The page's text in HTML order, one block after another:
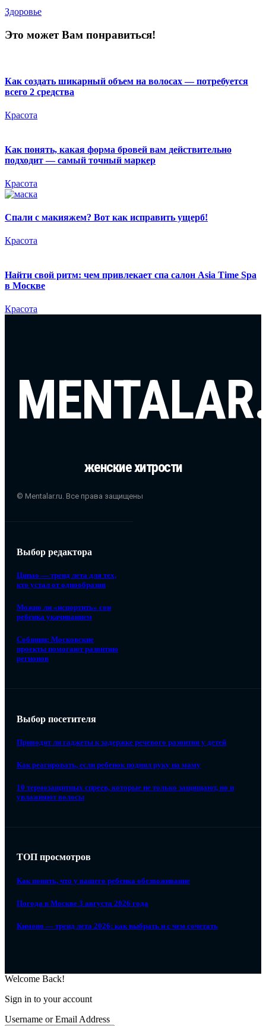
Здоровье
Это может Вам понравиться!
Как создать шикарный объем на волосах — потребуется
всего 2 средства
Красота
Как понять, какая форма бровей вам действительно
подходит — самый точный маркер
Красота
Спали с макияжем? Вот как исправить ущерб!
Красота
Найти свой ритм: чем привлекает спа салон Asia Time Spa
в Москве
Красота
женские хитрости
© Mentalar.ru. Все права защищены
Выбор редактора
Ципао — тренд лета для тех,
кто устал от однообразия
Можно ли «испортить» сон
ребенка укачиванием
Собянин: Московские
проекты помогают развитию
регионов
Выбор посетителя
Приводят ли гаджеты к задержке речевого развития у детей
Как реагировать, если ребенок поднял руку на маму
10 термозащитных спреев, которые не только защищают, но и
увлажняют волосы
ТОП просмотров
Как понять, что у вашего ребенка обезвоживание
Погода в Москве 3 августа 2026 года
Кимоно — тренд лета 2026: как выбрать и с чем сочетать
Welcome Back!
Sign in to your account
Username or Email Address